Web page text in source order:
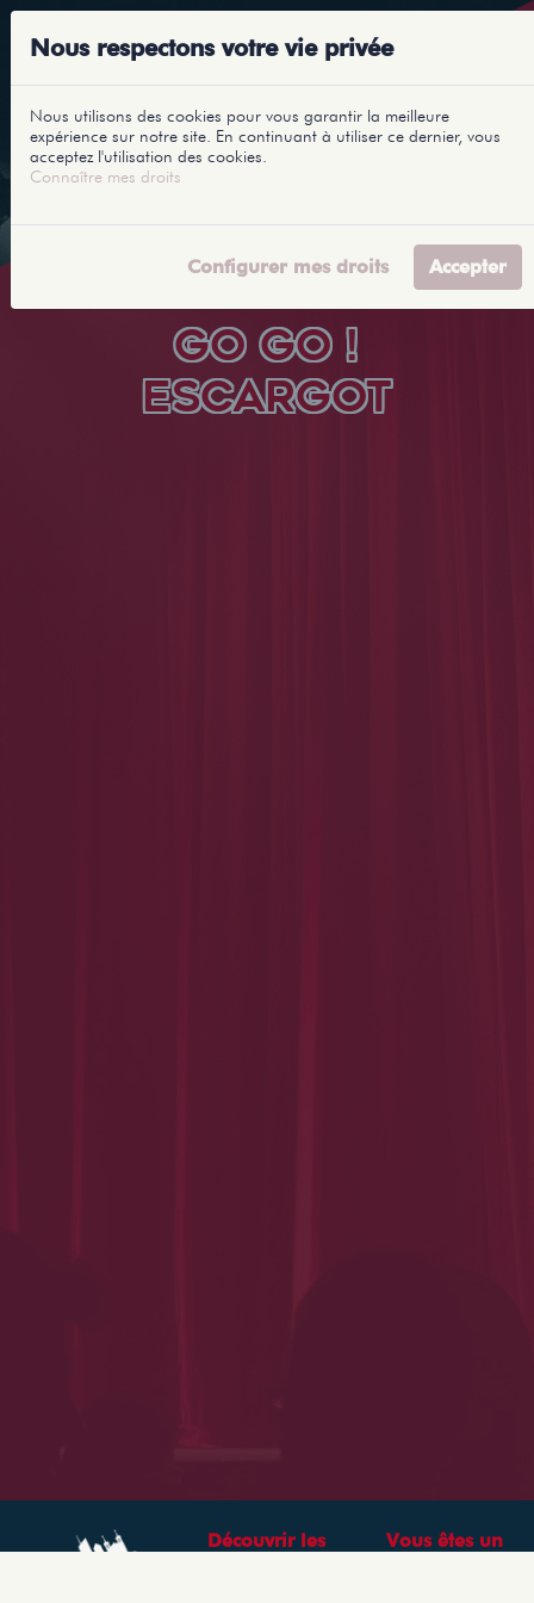
GO GO !
ESCARGOT
Découvrir les
Vous êtes un
Nous respectons votre vie privée
Nous utilisons des cookies pour vous garantir la meilleure
expérience sur notre site. En continuant à utiliser ce dernier, vous
acceptez l'utilisation des cookies.
Connaître mes droits
Configurer mes droits Accepter